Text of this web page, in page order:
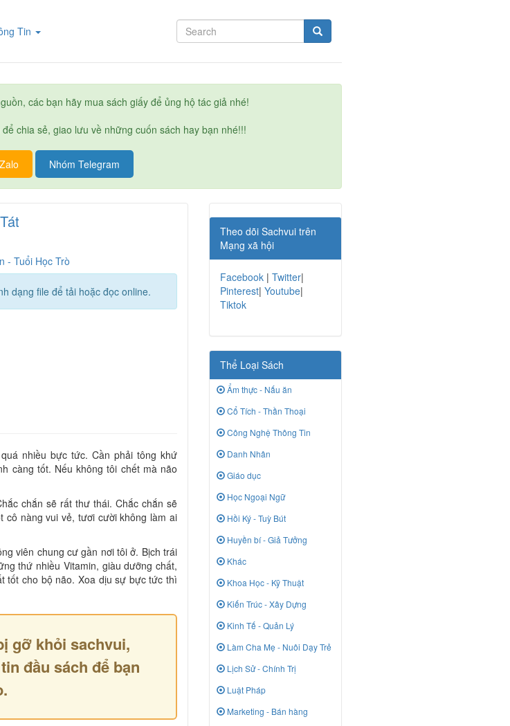
Tin
các bạn hãy mua sách giấy để ủng hộ tác giả nhé!
chia sẻ, giao lưu về những cuốn sách hay bạn nhé!!!
Nhóm Telegram
- Tuổi Học Trò
dạng file để tải hoặc đọc online.
nhiều bực tức. Cần phải tông khứ
càng tốt. Nếu không tôi chết mà não
chắn sẽ rất thư thái. Chắc chắn sẽ
cô nàng vui vẻ, tươi cười không làm ai
viên chung cư gần nơi tôi ở. Bịch trái
thứ nhiều Vitamin, giàu dưỡng chất,
tốt cho bộ não. Xoa dịu sự bực tức thì
gỡ khỏi sachvui,
đầu sách để bạn
Theo dõi Sachvui trên
Mạng xã hội
Facebook | Twitter|
Pinterest| Youtube|
Tiktok
Thể Loại Sách
Ẩm thực - Nấu ăn
Cổ Tích - Thần Thoại
Công Nghệ Thông Tin
Danh Nhân
Giáo dục
Học Ngoại Ngữ
Hồi Ký - Tuỳ Bút
Huyền bí - Giả Tưởng
Khác
Khoa Học - Kỹ Thuật
Kiến Trúc - Xây Dựng
Kinh Tế - Quản Lý
Làm Cha Mẹ - Nuôi Dạy Trẻ
Lịch Sử - Chính Trị
Luật Pháp
Marketing - Bán hàng